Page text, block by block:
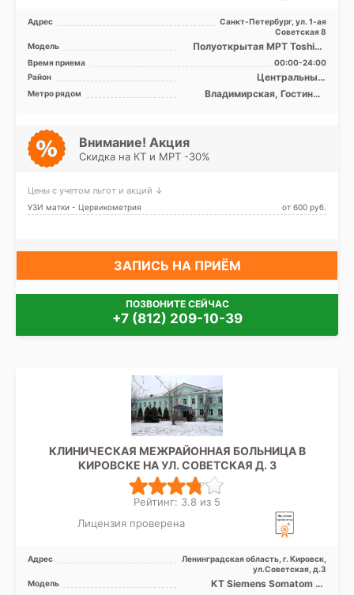
Адрес
Санкт-Петербург, ул. 1-ая
Советская 8
Модель
Полуоткрытая МРТ Toshiba
Vantage Titan 1.5 Тесла, КТ
Toshiba Aquilion ...
Время приема
00:00-24:00
Район
Центральный,
Адмиралтейский
Метро рядом
Владимирская, Гостиный
Внимание! Акция
Скидка на КТ и МРТ -30%
Цены с учетом льгот и акций ↓
УЗИ матки - Цервикометрия от 600 pуб.
ЗАПИСЬ НА ПРИЁМ
ПОЗВОНИТЕ СЕЙЧАС
+7 (812) 209-10-39
КЛИНИЧЕСКАЯ МЕЖРАЙОННАЯ БОЛЬНИЦА В
КИРОВСКЕ НА УЛ. СОВЕТСКАЯ Д. 3
Рейтинг: 3.8 из 5
Лицензия проверена
Адрес
Ленинградская область, г. Кировск,
ул.Советская, д.3
Модель
КТ Siemens Somatom 16